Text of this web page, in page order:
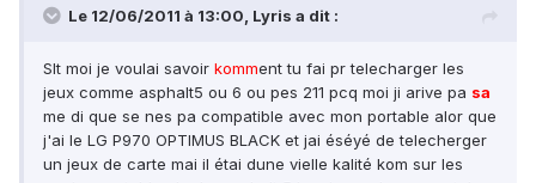
Le 12/06/2011 à 13:00, Lyris a dit :
Slt moi je voulai savoir komment tu fai pr telecharger les
jeux comme asphalt5 ou 6 ou pes 211 pcq moi ji arive pa sa
me di que se nes pa compatible avec mon portable alor que
j'ai le LG P970 OPTIMUS BLACK et jai éséyé de telecherger
un jeux de carte mai il étai dune vielle kalité kom sur les